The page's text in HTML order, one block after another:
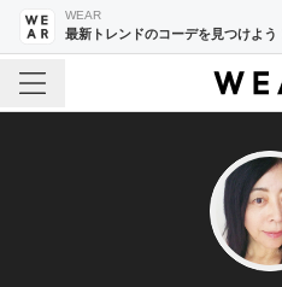
WEAR
最新トレンドのコーデを見つけよう